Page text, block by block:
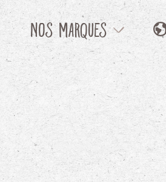
Nos marques
Flower Symphony
Parfum
Your Natural Orchid
Nos concepts
NL
EN
DE
IT